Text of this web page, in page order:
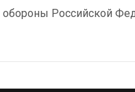
обороны Российской